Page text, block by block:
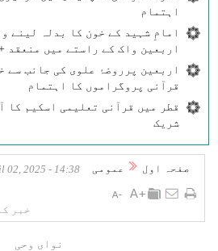
اہتمام
امامِ شہید کے خون کا بدلہ لینے
اربعین واک کے راستے میں منعقد
اربعین پرروضۂ علوی کی جانب سے
قرآنی پروگراموں کا اہتمام
قطر میں قرآنی تعلیمی اسکیم کا
شریک
صفحہ اول عمومی 14:38 - April 02, 2025
خبر
نوای وحی